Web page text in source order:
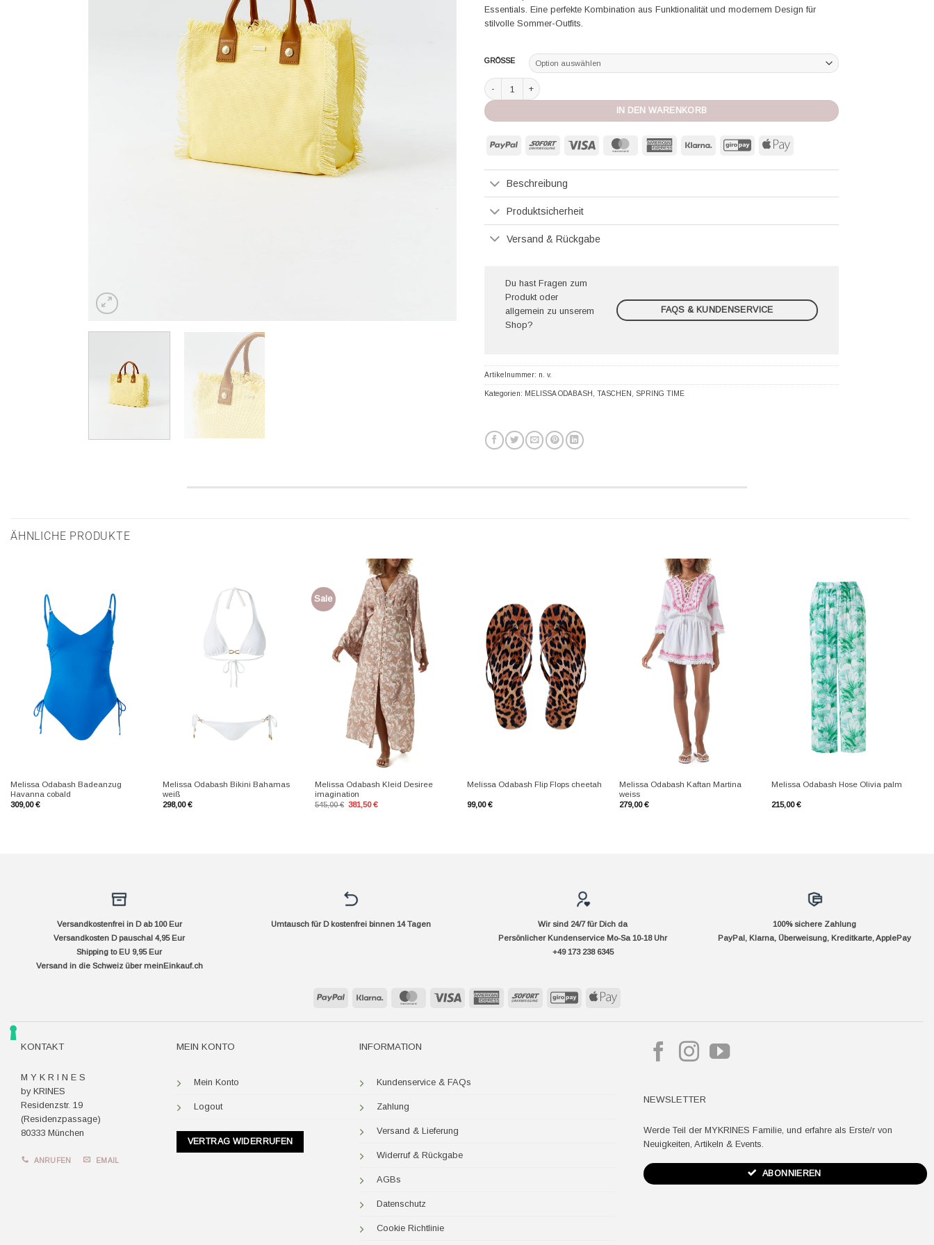
Essentials. Eine perfekte Kombination aus Funktionalität und modernem Design für
stilvolle Sommer-Outfits.
GRÖSSE
Melissa Odabash Tasche Porto Cervo yellow/tan Menge
IN DEN WARENKORB
PayPal Sofort Visa MasterCard American
Klarna GiroPay Apple
Beschreibung
Produktsicherheit
Versand & Rückgabe
Du hast Fragen zum
Produkt oder
allgemein zu unserem
Shop?
FAQS & KUNDENSERVICE
Artikelnummer: n. v.
Kategorien: MELISSA ODABASH TASCHEN SPRING TIME
ÄHNLICHE PRODUKTE
Melissa Odabash Badeanzug
Havanna cobald
309,00€
Melissa Odabash Bikini Bahamas
weiß
298,00€
Sale
Melissa Odabash Kleid Desiree
imagination
545,00€ Ursprünglicher
Preis
381,50€Aktueller
Melissa Odabash Flip Flops cheetah
99,00€
Melissa Odabash Kaftan Martina
weiss
279,00€
Melissa Odabash Hose Olivia palm
215,00€
Versandkostenfrei in D ab 100 Eur
Versandkosten D pauschal 4,95 Eur
Shipping to EU 9,95 Eur
Versand in die Schweiz über meinEinkauf.ch
Umtausch für D kostenfrei binnen 14 Tagen
Wir sind 24/7 für Dich da
Persönlicher Kundenservice Mo-Sa 10-18 Uhr
+49 173 238 6345
100% sichere Zahlung
PayPal, Klarna, Überweisung, Kreditkarte, ApplePay
PayPal Klarna MasterCard Visa
AmericanSofort GiroPay Apple
KONTAKT
M Y K R I N E S
by KRINES
Residenzstr. 19
(Residenzpassage)
80333 München
ANRUFEN EMAIL
MEIN KONTO
Mein Konto
Logout
VERTRAG WIDERRUFEN
INFORMATION
Kundenservice & FAQs
Zahlung
Versand & Lieferung
Widerruf & Rückgabe
AGBs
Datenschutz
Cookie Richtlinie
NEWSLETTER
Werde Teil der MYKRINES Familie, und erfahre als Erste/r von
Neuigkeiten, Artikeln & Events.
ABONNIEREN